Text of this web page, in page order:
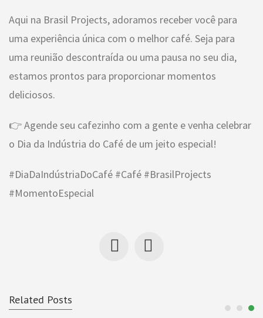
Aqui na Brasil Projects, adoramos receber você para
uma experiência única com o melhor café. Seja para
uma reunião descontraída ou uma pausa no seu dia,
estamos prontos para proporcionar momentos
deliciosos.
👉 Agende seu cafezinho com a gente e venha celebrar
o Dia da Indústria do Café de um jeito especial!
#DiaDaIndústriaDoCafé #Café #BrasilProjects
#MomentoEspecial
Related Posts